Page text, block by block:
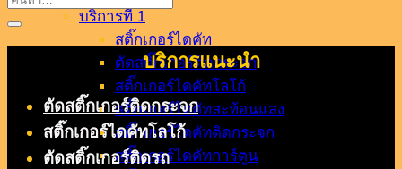
บริการที่ 1
สติ๊กเกอร์ไดคัท
ตัดสติ๊กเกอร์ติดกระจก
สติ๊กเกอร์ไดคัทโลโก้
สติ๊กเกอร์ไดคัทสะท้อนแสง
สติ๊กเกอร์ไดคัทติดกระจก
สติ๊กเกอร์ไดคัทการ์ตูน
บริการแนะนำ
ตัดสติ๊กเกอร์ติดกระจก
สติ๊กเกอร์ไดคัทโลโก้
ตัดสติ๊กเกอร์ติดรถ